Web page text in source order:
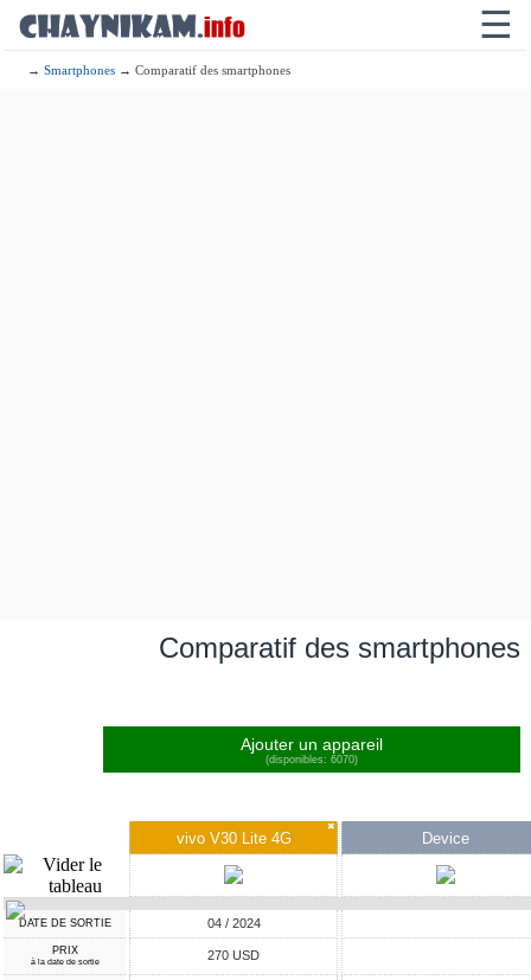
☰
→Smartphones → Comparatif des smartphones
Comparatif des smartphones
Ajouter un appareil
(disponibles: 6070)
✖
vivo V30 Lite 4G Device
DATE DE SORTIE 04 / 2024
PRIX
à la date de sortie 270 USD